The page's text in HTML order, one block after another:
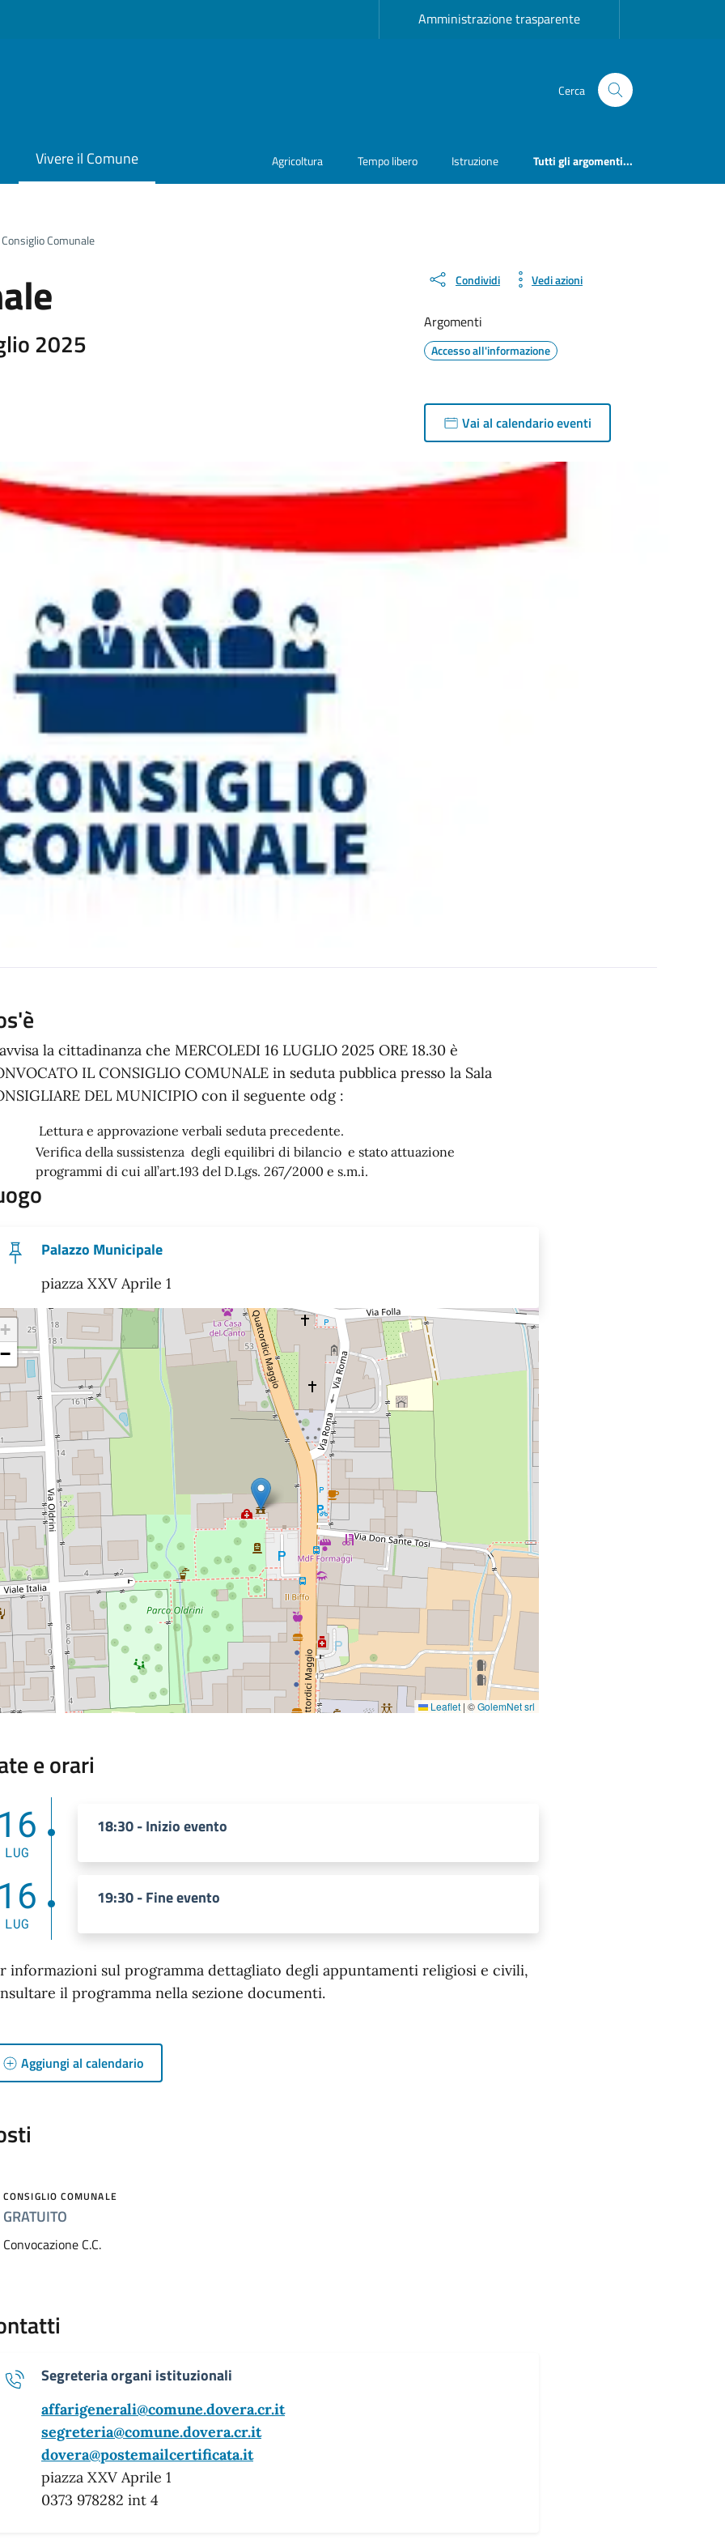
Amministrazione trasparente
Cerca
Vivere il Comune Agricoltura Tempo libero Istruzione Tutti gli argomenti...
Consiglio Comunale
2025
Condividi Vedi azioni
Argomenti
Accesso all'informazione
Vai al calendario eventi
la cittadinanza che MERCOLEDI 16 LUGLIO 2025 ORE 18.30 è
IL CONSIGLIO COMUNALE in seduta pubblica presso la Sala
DEL MUNICIPIO con il seguente odg :
Lettura e approvazione verbali seduta precedente.
Verifica della sussistenza degli equilibri di bilancio e stato attuazione
programmi di cui all’art.193 del D.Lgs. 267/2000 e s.m.i.
Palazzo Municipale
piazza XXV Aprile 1
+
−
Leaflet | ©GolemNet srl
e orari
LUG
18:30 - Inizio evento
LUG
19:30 - Fine evento
informazioni sul programma dettagliato degli appuntamenti religiosi e civili,
il programma nella sezione documenti.
Aggiungi al calendario
CONSIGLIO COMUNALE
GRATUITO
Convocazione C.C.
Segreteria organi istituzionali
affarigenerali@comune.dovera.cr.it
segreteria@comune.dovera.cr.it
dovera@postemailcertificata.it
piazza XXV Aprile 1
0373 978282 int 4